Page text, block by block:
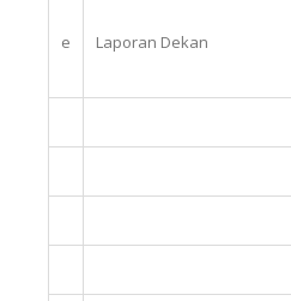
e Laporan Dekan